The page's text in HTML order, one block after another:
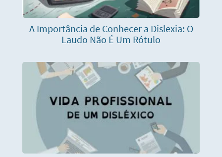
A Importância de Conhecer a Dislexia: O
Laudo Não É Um Rótulo